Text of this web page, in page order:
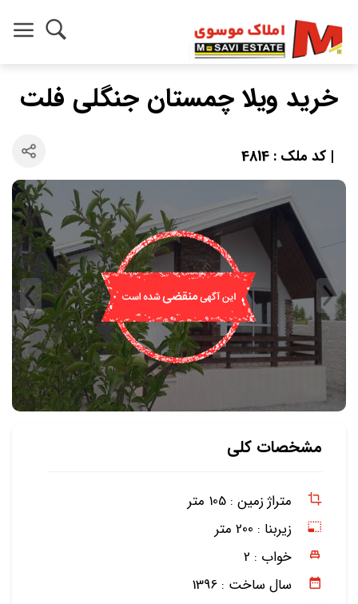
خرید ویلا چمستان جنگلی فلت
| کد ملک : 4814
مشخصات کلی
متراژ زمین : 105 متر
زیربنا : 200 متر
خواب : 2
سال ساخت : 1396